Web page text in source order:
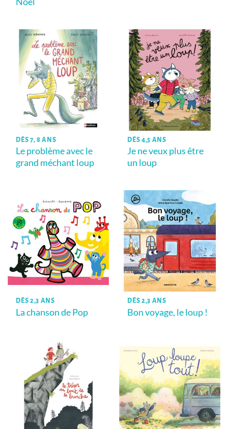
DÈS 7, 8 ANS
Le problème avec le
grand méchant loup
DÈS 4,5 ANS
Je ne veux plus être
un loup
DÈS 2,3 ANS
La chanson de Pop
DÈS 2,3 ANS
Bon voyage, le loup !